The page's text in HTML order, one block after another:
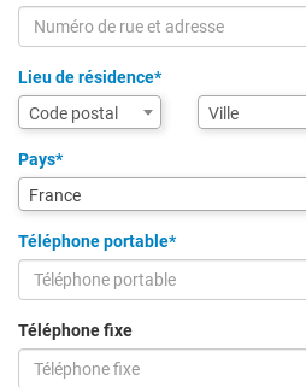
Lieu de résidence*
Assistance
de
saisie
pour
la
via
code
postal
Code postal Ville
Ville
Pays*
France
Téléphone portable*
Téléphone fixe